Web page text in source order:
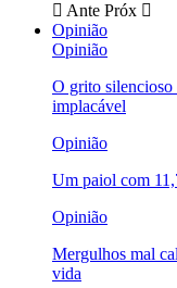
Ante Próx
Opinião
Opinião
O grito silencioso
implacável
Opinião
Um paiol com
Opinião
Mergulhos mal
vida